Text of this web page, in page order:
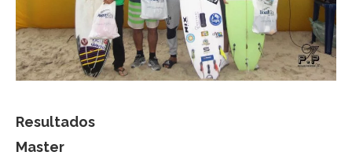
Resultados
Master